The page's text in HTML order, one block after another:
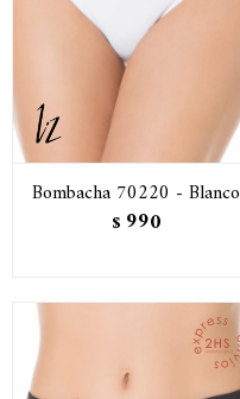
Bombacha 70220 - Blanco
$ 990